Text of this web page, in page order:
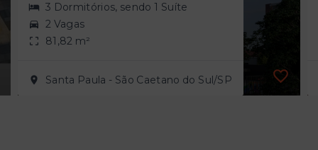
3 Dormitórios, sendo 1 Suíte
2 Vagas
81,82 m²
Santa Paula - São Caetano do Sul/SP